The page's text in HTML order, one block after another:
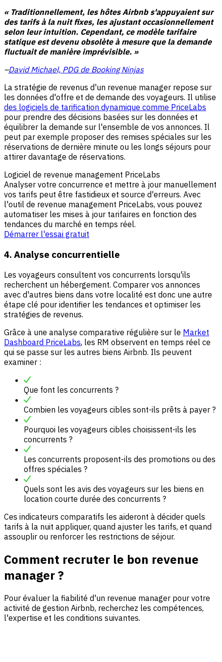
« Traditionnellement, les hôtes Airbnb s'appuyaient sur
des tarifs à la nuit fixes, les ajustant occasionnellement
selon leur intuition. Cependant, ce modèle tarifaire
statique est devenu obsolète à mesure que la demande
fluctuait de manière imprévisible. »
–David Michael, PDG de Booking Ninjas
La stratégie de revenus d'un revenue manager repose sur
les données d'offre et de demande des voyageurs. Il utilise
des logiciels de tarification dynamique comme PriceLabs
pour prendre des décisions basées sur les données et
équilibrer la demande sur l'ensemble de vos annonces. Il
peut par exemple proposer des remises spéciales sur les
réservations de dernière minute ou les longs séjours pour
attirer davantage de réservations.
Logiciel de revenue management PriceLabs
Analyser votre concurrence et mettre à jour manuellement
vos tarifs peut être fastidieux et source d'erreurs. Avec
l'outil de revenue management PriceLabs, vous pouvez
automatiser les mises à jour tarifaires en fonction des
tendances du marché en temps réel.
Démarrer l'essai gratuit
4. Analyse concurrentielle
Les voyageurs consultent vos concurrents lorsqu'ils
recherchent un hébergement. Comparer vos annonces
avec d'autres biens dans votre localité est donc une autre
étape clé pour identifier les tendances et optimiser les
stratégies de revenus.
Grâce à une analyse comparative régulière sur le Market
Dashboard PriceLabs, les RM observent en temps réel ce
qui se passe sur les autres biens Airbnb. Ils peuvent
examiner :
Que font les concurrents ?
Combien les voyageurs cibles sont-ils prêts à payer ?
Pourquoi les voyageurs cibles choisissent-ils les
concurrents ?
Les concurrents proposent-ils des promotions ou des
offres spéciales ?
Quels sont les avis des voyageurs sur les biens en
location courte durée des concurrents ?
Ces indicateurs comparatifs les aideront à décider quels
tarifs à la nuit appliquer, quand ajuster les tarifs, et quand
assouplir ou renforcer les restrictions de séjour.
Comment recruter le bon revenue
manager ?
Pour évaluer la fiabilité d'un revenue manager pour votre
activité de gestion Airbnb, recherchez les compétences,
l'expertise et les conditions suivantes.